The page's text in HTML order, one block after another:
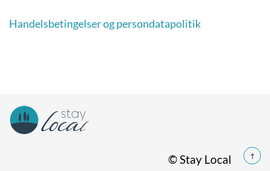
Handelsbetingelser og persondatapolitik
© Stay Local